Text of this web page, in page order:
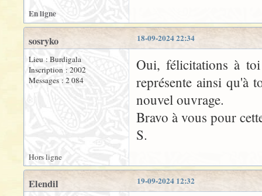
En ligne
18-09-2024 22:34
sosryko
Lieu : Burdigala
Inscription : 2002
Messages : 2 084
Oui, félicitations à
représente ainsi qu'à
nouvel ouvrage.
Bravo à vous pour
S.
Hors ligne
19-09-2024 12:32
Elendil